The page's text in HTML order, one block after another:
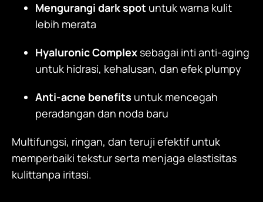
Mengurangi dark spot untuk warna kulit
lebih merata
Hyaluronic Complexsebagai inti anti-aging
untuk hidrasi, kehalusan, dan efek plumpy
Anti-acne benefits untuk mencegah
peradangan dan noda baru
Multifungsi, ringan, dan teruji efektif untuk
memperbaiki tekstur serta menjaga elastisitas
kulittanpa iritasi.